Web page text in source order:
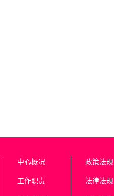
中心概况
工作职责
政策法规
法律法规